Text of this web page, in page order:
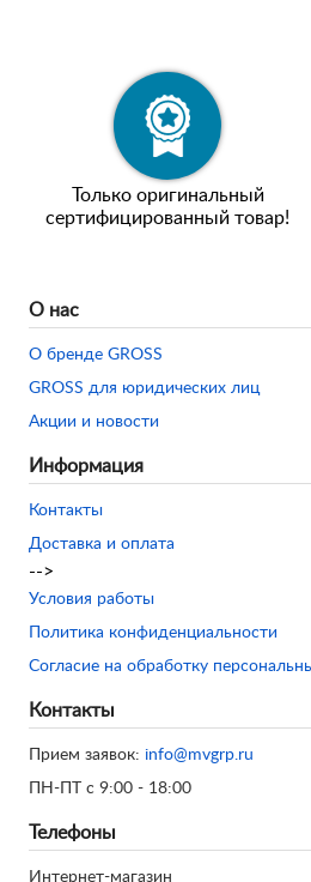
Только оригинальный
сертифицированный товар!
О нас
О бренде GROSS
GROSS для юридических лиц
Акции и новости
Информация
Контакты
Доставка и оплата
-->
Условия работы
Политика конфиденциальности
Согласие на обработку
Контакты
Прием заявок: info@mvgrp.ru
ПН-ПТ с 9:00 - 18:00
Телефоны
Интернет-магазин